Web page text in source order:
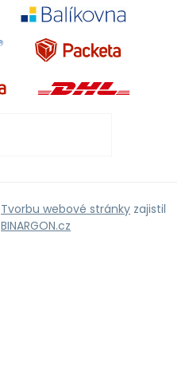
Tvorbu webové stránky zajistil
BINARGON.cz